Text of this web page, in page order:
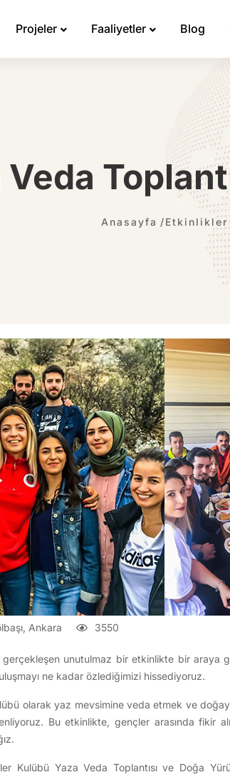
Projeler Faaliyetler Blog
Anasayfa Etkinlikler
Ankara 3550
unutulmaz bir etkinlikte bir araya
ne kadar özlediğimizi hissediyoruz.
olarak yaz mevsimine veda etmek ve
Bu etkinlikte, gençler arasında fikir
Kulübü Yaza Veda Toplantısı ve Doğa